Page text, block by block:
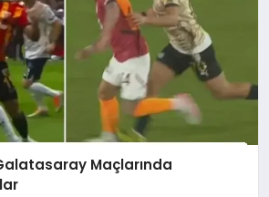
Maçlarında